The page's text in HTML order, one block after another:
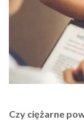
Czy ciężarne